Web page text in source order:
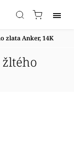
zlata Anker, 14K